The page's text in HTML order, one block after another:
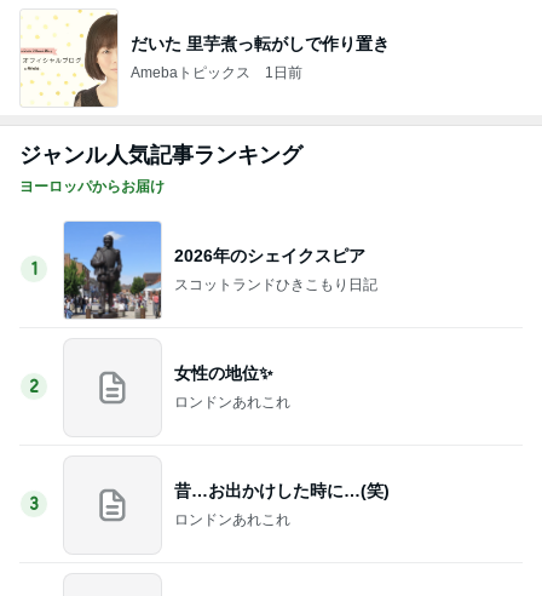
だいた 里芋煮っ転がしで作り置き
Amebaトピックス 1日前
ジャンル人気記事ランキング
ヨーロッパからお届け
1
2026年のシェイクスピア
スコットランドひきこもり日記
2
女性の地位✨
ロンドンあれこれ
3
昔…お出かけした時に…(笑)
ロンドンあれこれ